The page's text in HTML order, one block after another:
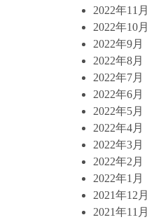
2022年11月
2022年10月
2022年9月
2022年8月
2022年7月
2022年6月
2022年5月
2022年4月
2022年3月
2022年2月
2022年1月
2021年12月
2021年11月